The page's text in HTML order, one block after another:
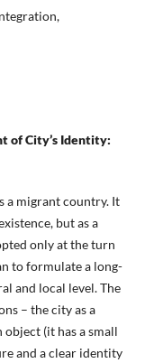
of City’s Identity:
a migrant country. It
but as a
only at the turn
to formulate a long-
and local level. The
– the city as a
object (it has a small
and a clear identity